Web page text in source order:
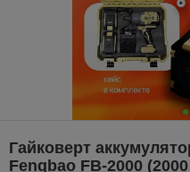
Гайковерт
Fengbao FB-2000